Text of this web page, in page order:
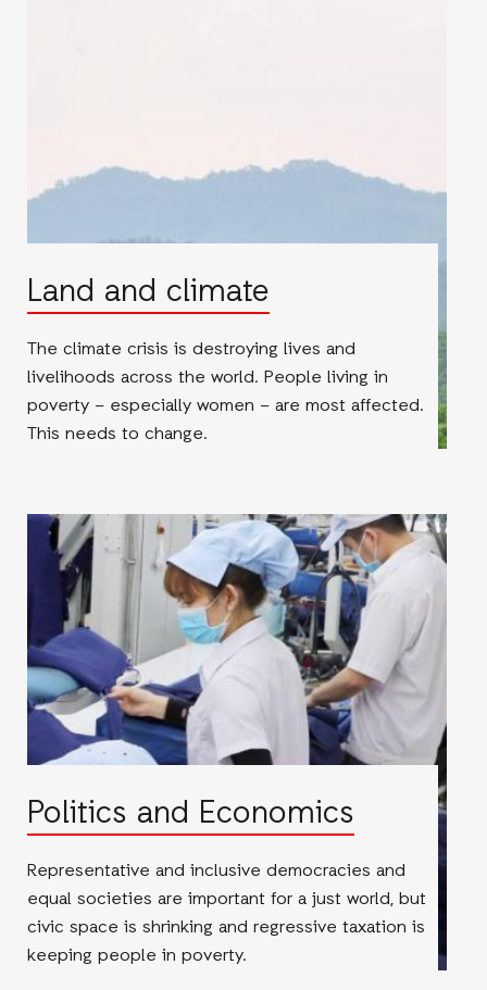
Land and climate
The climate crisis is destroying lives and
livelihoods across the world. People living in
poverty – especially women – are most affected.
This needs to change.
Politics and Economics
Representative and inclusive democracies and
equal societies are important for a just world, but
civic space is shrinking and regressive taxation is
keeping people in poverty.